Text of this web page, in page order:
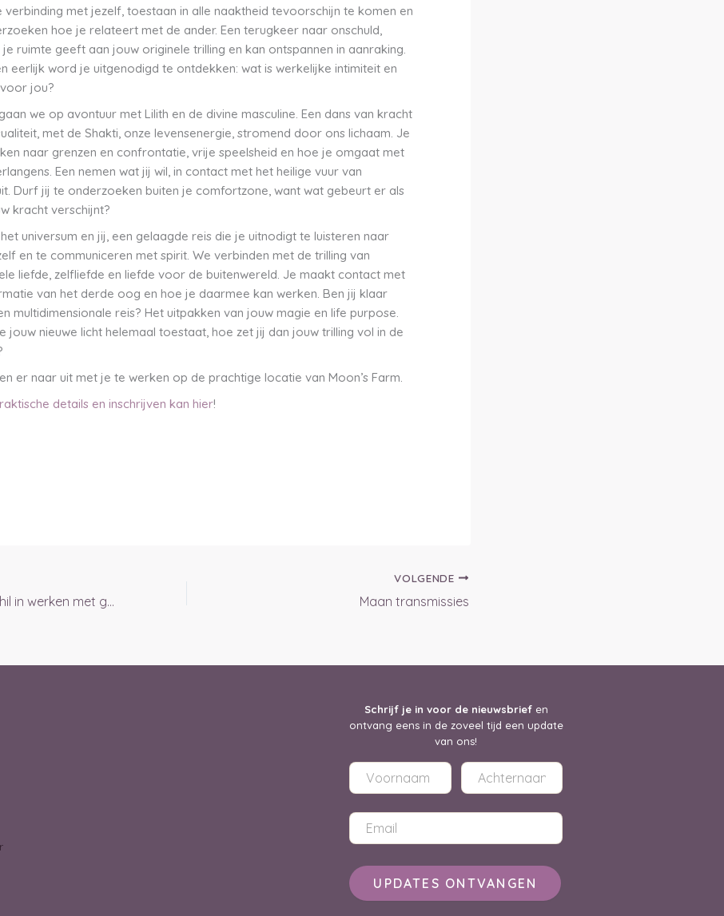
verbinding met jezelf, toestaan in alle naaktheid tevoorschijn te komen en
hoe je relateert met de ander. Een terugkeer naar onschuld,
ruimte geeft aan jouw originele trilling en kan ontspannen in aanraking.
eerlijk word je uitgenodigd te ontdekken: wat is werkelijke intimiteit en
jou?
gaan we op avontuur met Lilith en de divine masculine. Een dans van kracht
met de Shakti, onze levensenergie, stromend door ons lichaam. Je
naar grenzen en confrontatie, vrije speelsheid en hoe je omgaat met
Een nemen wat jij wil, in contact met het heilige vuur van
Durf jij te onderzoeken buiten je comfortzone, want wat gebeurt er als
kracht verschijnt?
het universum en jij, een gelaagde reis die je uitnodigt te luisteren naar
en te communiceren met spirit. We verbinden met de trilling van
liefde, zelfliefde en liefde voor de buitenwereld. Je maakt contact met
van het derde oog en hoe je daarmee kan werken. Ben jij klaar
multidimensionale reis? Het uitpakken van jouw magie en life purpose.
jouw nieuwe licht helemaal toestaat, hoe zet jij dan jouw trilling vol in de
er naar uit met je te werken op de prachtige locatie van Moon’s Farm.
details en inschrijven kan hier!
Wat is het verschil in werken met gidsen of spirits?
VOLGENDE
Maan transmissies
Schrijf je in voor de nieuwsbriefen
ontvang eens in de zoveel tijd een update
van ons!
UPDATES ONTVANGEN